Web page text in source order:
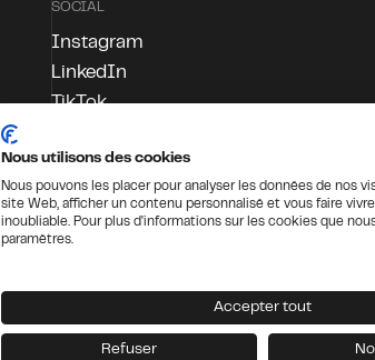
SOCIAL
Instagram
LinkedIn
TikTok
Nous utilisons des cookies
Nous pouvons les placer pour analyser les données de nos
site Web, afficher un contenu personnalisé et vous faire
inoubliable. Pour plus d'informations sur les cookies que
paramètres.
Accepter tout
Refuser